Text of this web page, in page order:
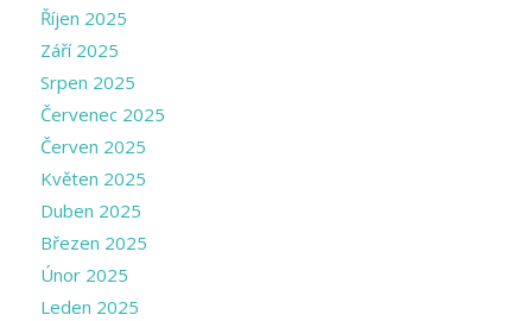
Říjen 2025
Září 2025
Srpen 2025
Červenec 2025
Červen 2025
Květen 2025
Duben 2025
Březen 2025
Únor 2025
Leden 2025